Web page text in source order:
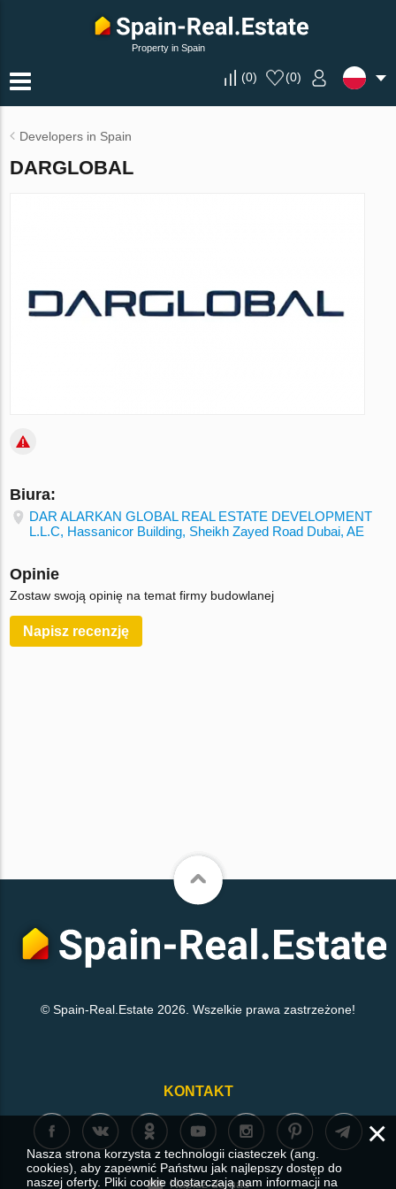
Property in Spain
(0) (0)
Developers in Spain
DARGLOBAL
Biura:
DAR ALARKAN GLOBAL REAL ESTATE DEVELOPMENT
L.L.C, Hassanicor Building, Sheikh Zayed Road Dubai, AE
Opinie
Zostaw swoją opinię na temat firmy budowlanej
Napisz recenzję
© Spain-Real.Estate 2026. Wszelkie prawa zastrzeżone!
KONTAKT
Napisz do nas
×
Nasza strona korzysta z technologii ciasteczek (ang.
cookies), aby zapewnić Państwu jak najlepszy dostęp do
naszej oferty. Pliki cookie dostarczają nam informacji na